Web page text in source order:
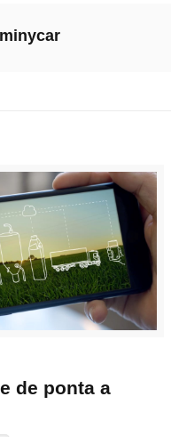
de ponta a